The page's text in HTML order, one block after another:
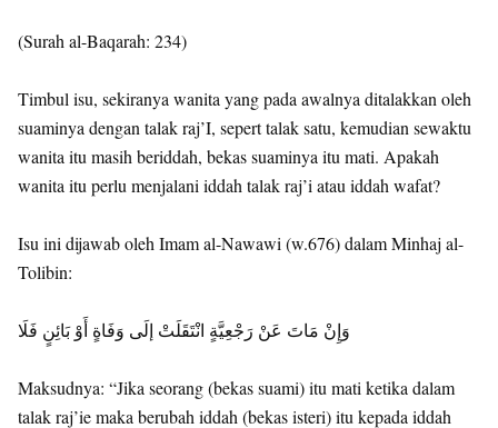
(Surah al-Baqarah: 234)
Timbul isu, sekiranya wanita yang pada awalnya ditalakkan oleh
suaminya dengan talak raj’I, sepert talak satu, kemudian sewaktu
wanita itu masih beriddah, bekas suaminya itu mati. Apakah
wanita itu perlu menjalani iddah talak raj’i atau iddah wafat?
Isu ini dijawab oleh Imam al-Nawawi (w.676) dalam Minhaj al-
Tolibin:
وَإِنْ مَاتَ عَنْ رَجْعِيَّةٍ انْتَقَلَتْ إلَى وَفَاةٍ أَوْ بَائِنٍ فَلَا
Maksudnya: “Jika seorang (bekas suami) itu mati ketika dalam
talak raj’ie maka berubah iddah (bekas isteri) itu kepada iddah